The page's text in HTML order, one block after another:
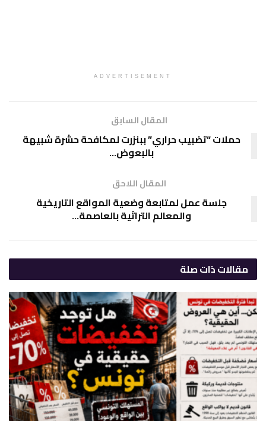
ADVERTISEMENT
المقال السابق
حملات “تضبيب حراري” ببنزرت لمكافحة حشرة شبيهة
بالبعوض…
المقال اللاحق
جلسة عمل لمتابعة وضعية المواقع التاريخية
والمعالم التراثية بالعاصمة…
مقالاتذات صلة